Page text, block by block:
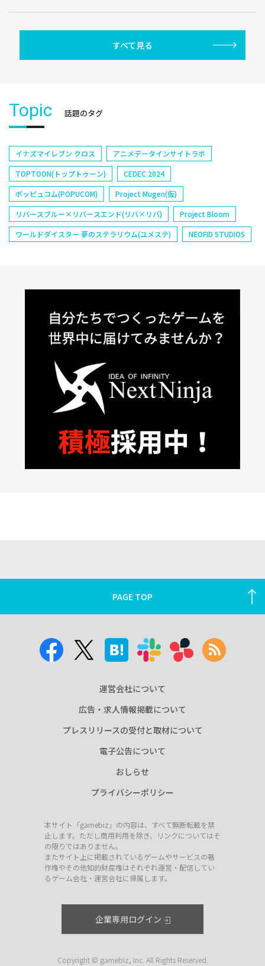
すべて見る
Topic 話題のタグ
イナズマイレブン クロス
アニメデータインサイトラボ
TOPTOON(トップトゥーン)
CEDEC 2024
ポッピュコム(POPUCOM)
Project Mugen(仮)
リバースブルー×リバースエンド(リバ×リバ)
Project Bloom
ワールドダイスター 夢のステラリウム(ユメステ)
NEOFID STUDIOS
PAGE TOP
運営会社について
広告・求人情報掲載について
プレスリリースの受付と取材について
電子公告について
おしらせ
プライバシーポリシー
本サイト「gamebiz」の内容は、すべて無断転載を禁
止します。ただし商用利用を除き、リンクについてはそ
の限りではありません。
またサイト上に掲載されているゲームやサービスの著
作権やその他知的財産権はそれぞれ運営・配信してい
るゲーム会社・運営会社に帰属します。
企業専用ログイン
Copyright © gamebiz, Inc. All Rights Reserved.